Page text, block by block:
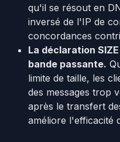
qu'il se résout en
inversé de l'IP de
concordances
La déclaration
bande passante.
limite de taille, les
des messages trop
après le transfert
améliore l'efficacité